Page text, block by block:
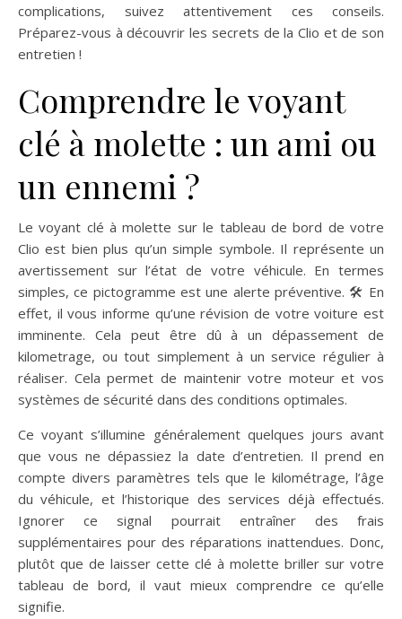
complications, suivez attentivement ces conseils.
Préparez-vous à découvrir les secrets de la Clio et de son
entretien !
Comprendre le voyant
clé à molette : un ami ou
un ennemi ?
Le voyant clé à molette sur le tableau de bord de votre
Clio est bien plus qu’un simple symbole. Il représente un
avertissement sur l’état de votre véhicule. En termes
simples, ce pictogramme est une alerte préventive. 🛠️ En
effet, il vous informe qu’une révision de votre voiture est
imminente. Cela peut être dû à un dépassement de
kilometrage, ou tout simplement à un service régulier à
réaliser. Cela permet de maintenir votre moteur et vos
systèmes de sécurité dans des conditions optimales.
Ce voyant s’illumine généralement quelques jours avant
que vous ne dépassiez la date d’entretien. Il prend en
compte divers paramètres tels que le kilométrage, l’âge
du véhicule, et l’historique des services déjà effectués.
Ignorer ce signal pourrait entraîner des frais
supplémentaires pour des réparations inattendues. Donc,
plutôt que de laisser cette clé à molette briller sur votre
tableau de bord, il vaut mieux comprendre ce qu’elle
signifie.